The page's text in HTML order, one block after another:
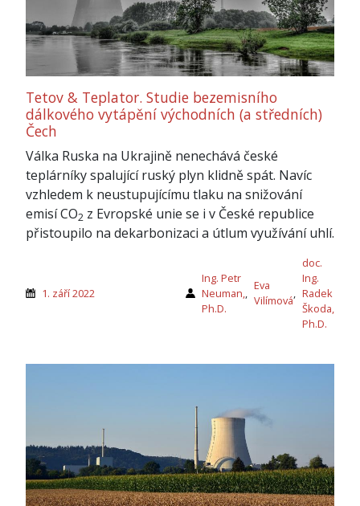
Tetov & Teplator. Studie bezemisního
dálkového vytápění východních (a středních)
Čech
Válka Ruska na Ukrajině nenechává české
teplárníky spalující ruský plyn klidně spát. Navíc
vzhledem k neustupujícímu tlaku na snižování
emisí CO2 z Evropské unie se i v České republice
přistoupilo na dekarbonizaci a útlum využívání uhlí.
1. září 2022
Ing. Petr
Neuman,
Ph.D.
,
Eva
Vilímová
,
doc.
Ing.
Radek
Škoda,
Ph.D.